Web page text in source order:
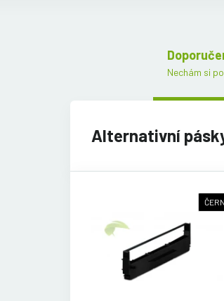
Nechám si
Alternativní